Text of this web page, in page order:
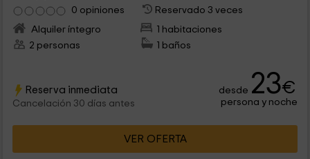
0 opiniones
Reservado 3 veces
Alquiler íntegro
1 habitaciones
2 personas
1 baños
Reserva inmediata
Cancelación 30 días antes
desde 23€
persona y noche
VER OFERTA